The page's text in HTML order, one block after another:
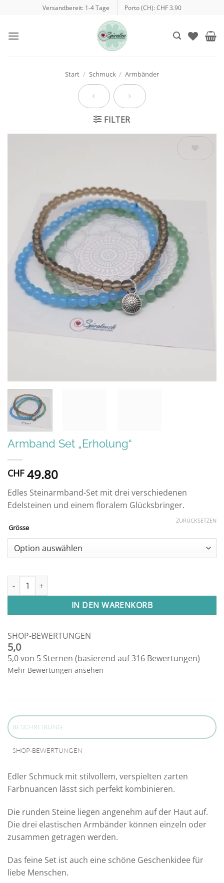
springen
Versandbereit: 1-4 Tage Porto (CH): CHF 3.90
Start / Schmuck / Armbänder
FILTER
Armband Set „Erholung“
CHF49.80
Edles Steinarmband-Set mit drei verschiedenen
Edelsteinen und einem floralem Glücksbringer.
Grösse
ZURÜCKSETZEN
Armband Set "Erholung" Menge
IN DEN WARENKORB
SHOP-BEWERTUNGEN
5,0
5,0 von 5 Sternen (basierend auf 316 Bewertungen)
Mehr Bewertungen ansehen
BESCHREIBUNG
SHOP-BEWERTUNGEN
Edler Schmuck mit stilvollem, verspielten zarten
Farbnuancen lässt sich perfekt kombinieren.
Die runden Steine liegen angenehm auf der Haut auf.
Die drei elastischen Armbänder können einzeln oder
zusammen getragen werden.
Das feine Set ist auch eine schöne Geschenkidee für
liebe Menschen.